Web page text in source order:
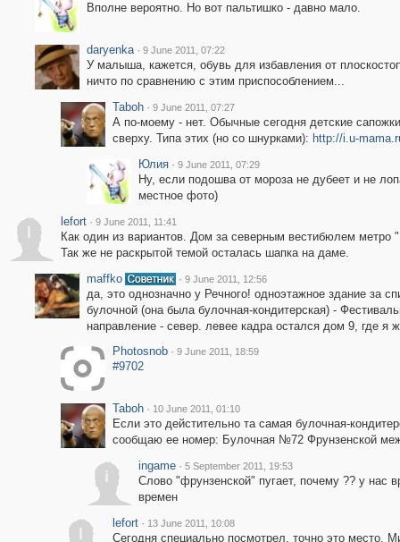
Вполне вероятно. Но вот пальтишко - давно мало.
daryenka · 9 June 2011, 07:22
У малыша, кажется, обувь для избавления от
ничто по сравнению с этим приспособлением...
Taboh · 9 June 2011, 07:27
А по-моему - нет. Обычные сегодня детские
сверху. Типа этих (но со шнурками): http://i.u-
Юлия · 9 June 2011, 07:29
Ну, если подошва от мороза не дубеет и не
местное фото)
lefort · 9 June 2011, 11:41
Как один из вариантов. Дом за северным вестибюлем метро
Так же не раскрытой темой осталась шапка на даме.
maffko
· 9 June 2011, 12:56
да, это однозначно у Речного! одноэтажное здание за
булочной (она была булочная-кондитерская) -
направление - север. левее кадра остался дом 9, где я
Photosnob · 9 June 2011, 18:59
#9702
Taboh · 10 June 2011, 01:10
Если это дейстительно та самая булочная-
сообщаю ее номер: Булочная №72 Фрунзенской
i
ingame · 5 September 2011, 19:53
Слово "фрунзенской" пугает, почему ?? у
времен
lefort · 13 June 2011, 10:08
Сегодня специально посмотрел, точно это